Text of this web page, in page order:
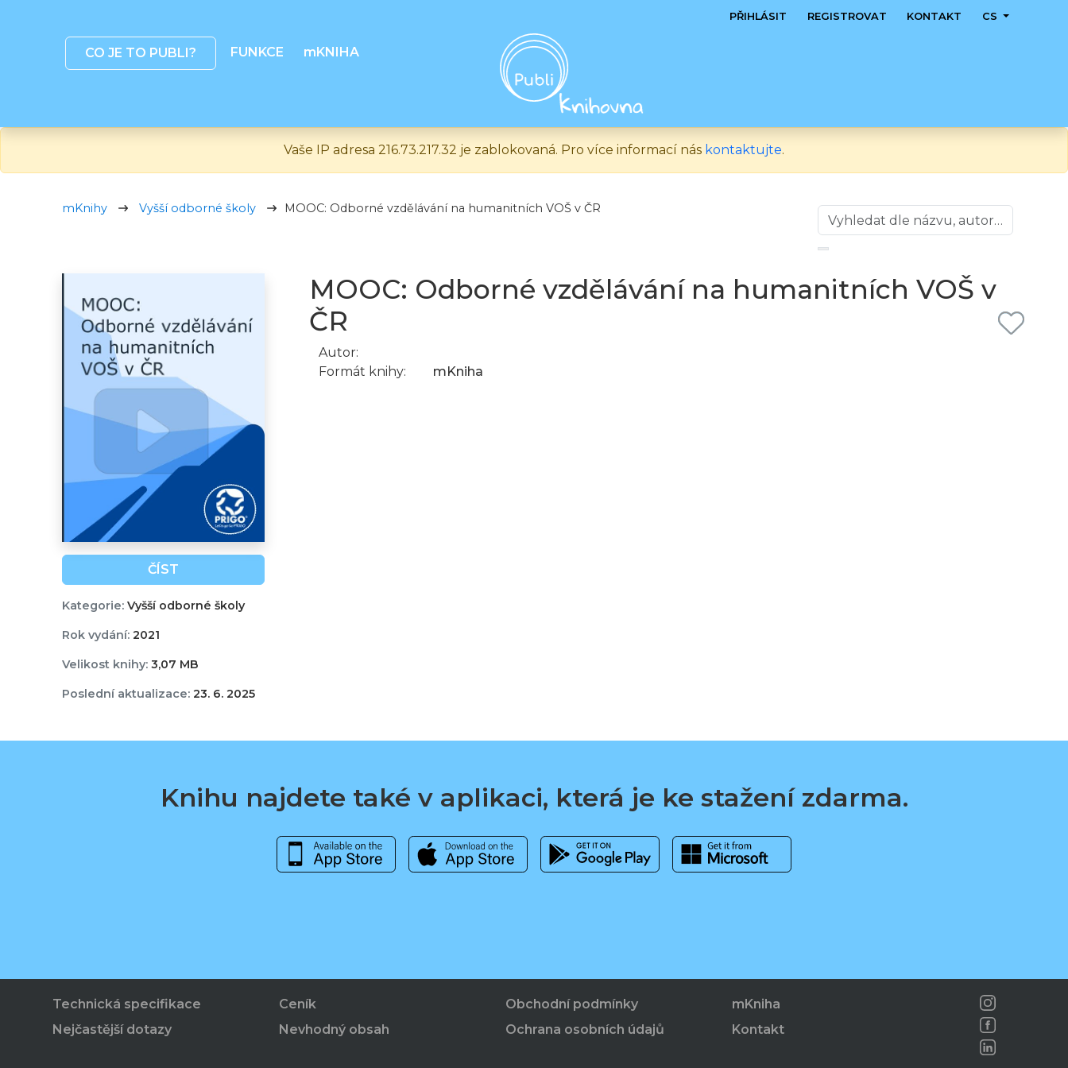
CO JE TO PUBLI? FUNKCE mKNIHA
PŘIHLÁSIT REGISTROVAT KONTAKT CS
Vaše IP adresa 216.73.217.32 je zablokovaná. Pro více informací nás kontaktujte.
mKnihy Vyšší odborné školy MOOC: Odborné vzdělávání na humanitních VOŠ v ČR
ČÍST
Kategorie:Vyšší odborné školy
Rok vydání:2021
Velikost knihy:3,07 MB
Poslední aktualizace:23. 6. 2025
MOOC: Odborné vzdělávání na humanitních VOŠ v
ČR
Autor:
Formát knihy:
mKniha
Knihu najdete také v aplikaci, která je ke stažení zdarma.
Technická specifikace
Nejčastější dotazy
Ceník
Nevhodný obsah
Obchodní podmínky
Ochrana osobních údajů
mKniha
Kontakt